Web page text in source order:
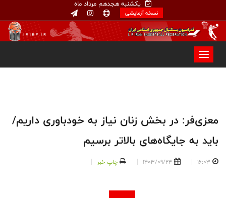
یکشنبه هجدهم مرداد ماه
نسخه آزمایشی
معزی‌فر: در بخش زنان نیاز به خودباوری داریم/
باید به جایگاه‌های بالاتر برسیم
16:03
1403/09/24 چاپ خبر